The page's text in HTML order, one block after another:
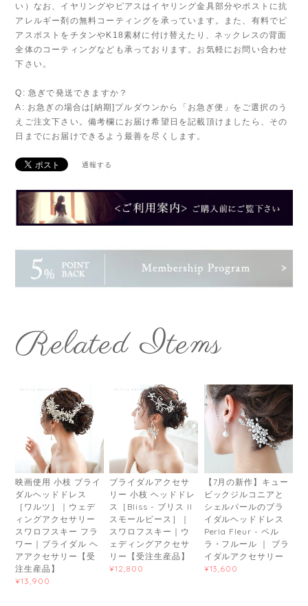
い）なお、イヤリングやピアスはイヤリング金具部分やポストに抗
アレルギー剤の無料コーティングを承っています。また、有料でピ
アスポストをチタンやK18素材に付け替えたり、ネックレスの背面
全体のコーティングなども承っております。お気軽にお問い合わせ
下さい。
Q: 急ぎで発送できますか？
A: お急ぎの場合は[納期]プルダウンから「お急ぎ便」をご選択のう
えご注文下さい。備考欄にお届け希望日を記載頂けましたら、その
日までにお届けできるよう最善を尽くします。
通報する
Related Items
映画使用 小枝 ブライ
ダルヘッドドレス
［ワルツ］｜ウェデ
ィングアクセサリー
スワロフスキー フラ
ワー｜ブライダル ヘ
アアクセサリー【受
注生産品】
¥13,900
ブライダルアクセサ
リー 小枝 ヘッドドレ
ス［Bliss - ブリス II
スモールピース］｜
スワロフスキー｜ウ
ェディングアクセサ
リー【受注生産品】
¥12,800
【7月の新作】キュー
ビックジルコニアと
シェルパールのブラ
イダルヘッドドレス
Perla Fleur - ペル
ラ・フルール ｜ ブラ
イダルアクセサリー
¥13,600